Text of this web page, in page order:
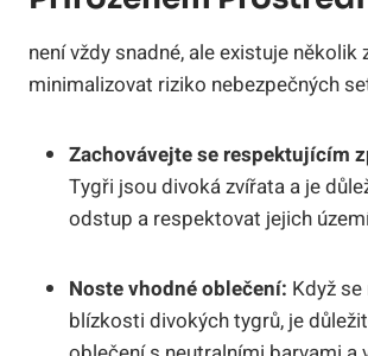
není vždy snadné, ale existuje několik
minimalizovat riziko nebezpečných
Zachovávejte se respektujícím
Tygři jsou divoká zvířata a je
odstup a respektovat jejich
Noste vhodné oblečení: Když
blízkosti divokých tygrů, je